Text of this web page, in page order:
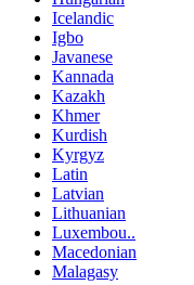
Icelandic
Igbo
Javanese
Kannada
Kazakh
Khmer
Kurdish
Kyrgyz
Latin
Latvian
Lithuanian
Luxembou..
Macedonian
Malagasy